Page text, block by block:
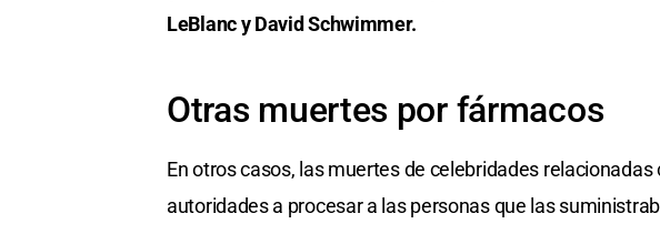
LeBlanc y David Schwimmer.
Otras muertes por fármacos
En otros casos, las muertes de celebridades
autoridades a procesar a las personas que las